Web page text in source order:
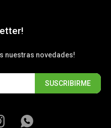
nuestras novedades!
SUSCRIBIRME
